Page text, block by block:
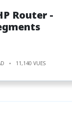
Router -
11,140 VUES